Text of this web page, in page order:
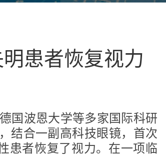
患者恢复视力
国波恩大学等多家国际科研
结合一副高科技眼镜，首次
患者恢复了视力。在一项临